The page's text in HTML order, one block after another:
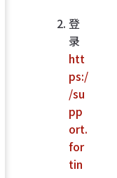
登
录
htt
ps:/
/su
pp
ort.
for
tin